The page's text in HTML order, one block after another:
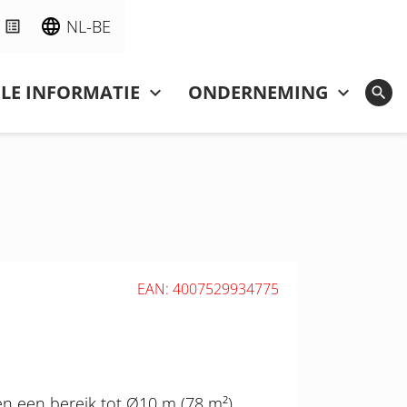
NL-BE
INFORMATIE ONDERNEMING
EAN: 4007529934775